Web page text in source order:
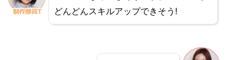
どんどんスキルアップできそう!